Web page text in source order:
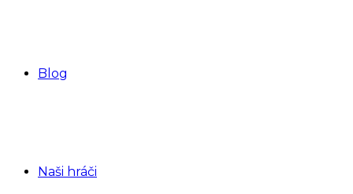
Blog
Naši hráči